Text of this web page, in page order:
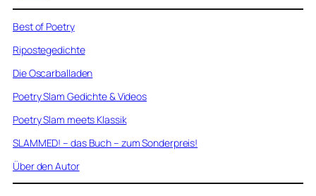
Best of Poetry
Ripostegedichte
Die Oscarballaden
Poetry Slam Gedichte & Videos
Poetry Slam meets Klassik
SLAMMED! – das Buch – zum Sonderpreis!
Über den Autor